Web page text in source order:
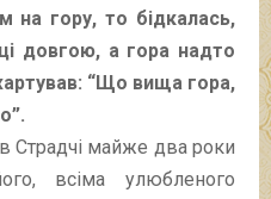
на гору, то бідкалась,
довгою, а гора надто
“Що вища гора,
Страдчі майже два роки
всіма улюбленого